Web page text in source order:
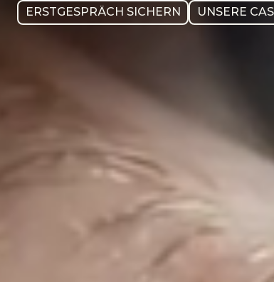
ERSTGESPRÄCH SICHERN
UNSERE